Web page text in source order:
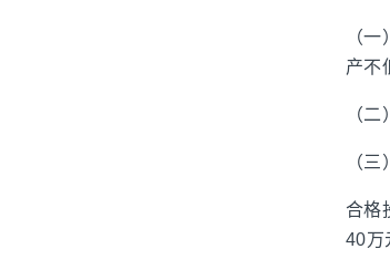
（
产不
（
（
合格
40万